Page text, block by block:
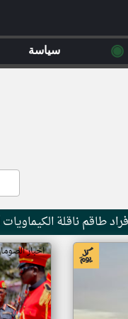
طاقم ناقلة
اخبار
◉ سياسة